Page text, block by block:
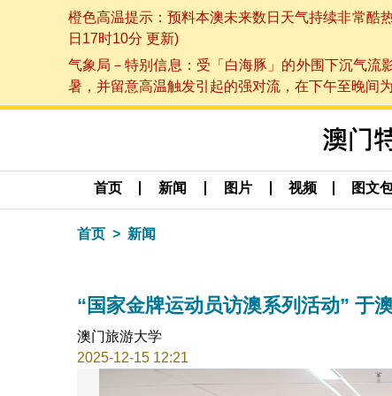
橙色高温提示：预料本澳未来数日天气持续非常酷
日17时10分 更新)
气象局－特别信息：受「白海豚」的外围下沉气流
暑，并留意高温触发引起的强对流，在下午至晚间
首页 新闻 图片 视频 图文
首页 新闻
“国家金牌运动员访澳系列活动” 于
澳门旅游大学
2025-12-15 12:21